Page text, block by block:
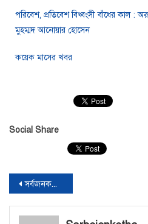
পরিবেশ, প্রতিবেশ বিধ্বংসী বাঁধের কাল :
মুহম্মদ আনোয়ার হোসেন
কয়েক মাসের খবর
Social Share
সর্বজনকথা ৫ম বর্ষ, ২য় সংখ্যা( ফেব্রুয়ারি- এপ্রিল ২০১৯)